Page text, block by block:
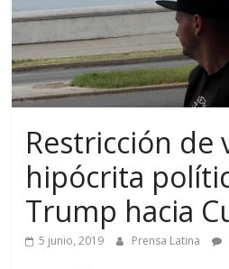
Restricción de
hipócrita
Trump hacia
5 junio, 2019 Prensa Latina